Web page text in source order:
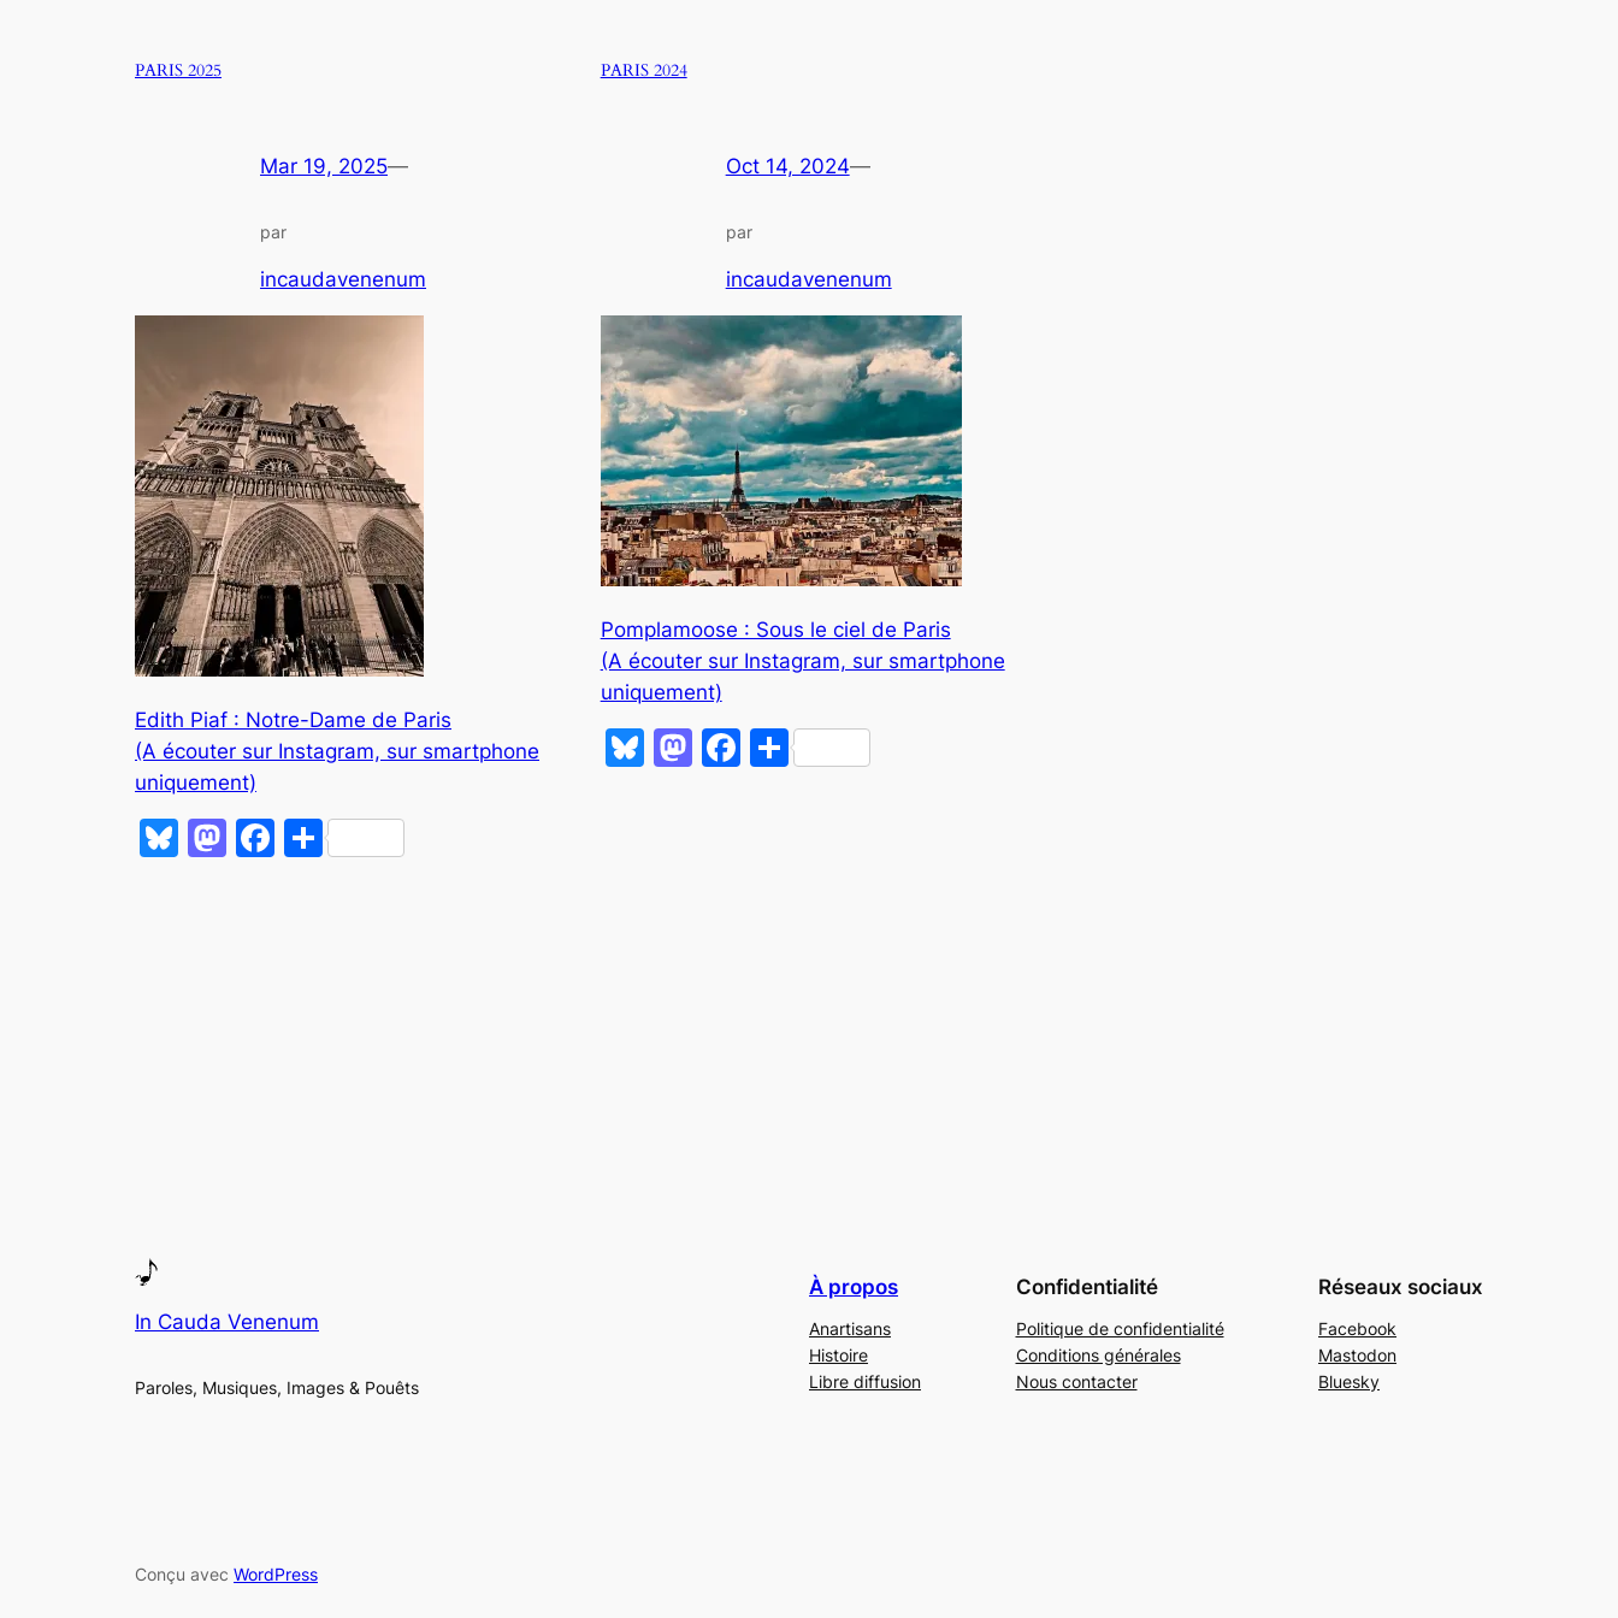
PARIS 2025
Mar 19, 2025—
par
incaudavenenum
Edith Piaf : Notre-Dame de Paris
(A écouter sur Instagram, sur smartphone
uniquement)
Bluesky
Mastodon
Facebook
Partager
PARIS 2024
Oct 14, 2024—
par
incaudavenenum
Pomplamoose : Sous le ciel de Paris
(A écouter sur Instagram, sur smartphone
uniquement)
Bluesky
Mastodon
Facebook
Partager
In Cauda Venenum
Paroles, Musiques, Images & Pouêts
À propos
Anartisans
Histoire
Libre diffusion
Confidentialité
Politique de confidentialité
Conditions générales
Nous contacter
Réseaux sociaux
Facebook
Mastodon
Bluesky
Conçu avec WordPress